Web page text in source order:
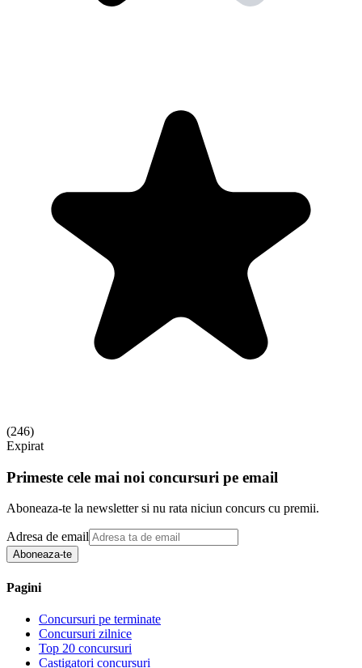
(246)
Expirat
Primeste cele mai noi concursuri pe email
Aboneaza-te la newsletter si nu rata niciun concurs cu premii.
Adresa de email
Aboneaza-te
Pagini
Concursuri pe terminate
Concursuri zilnice
Top 20 concursuri
Castigatori concursuri